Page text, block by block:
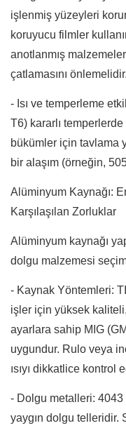
işlenmiş yüzeyleri
koruyucu filmler
anotlanmış
çatlamasını önlemelidir.
- Isı ve temperleme
T6) kararlı
bükümler için tavlama
bir alaşım (örneğin,
Alüminyum Kaynağı:
Karşılaşılan Zorluklar
Alüminyum kaynağı
dolgu malzemesi
- Kaynak Yöntemleri:
işler için yüksek
ayarlara sahip MIG
uygundur. Rulo veya
ısıyı dikkatlice kontrol
- Dolgu metalleri:
yaygın dolgu telleridir.